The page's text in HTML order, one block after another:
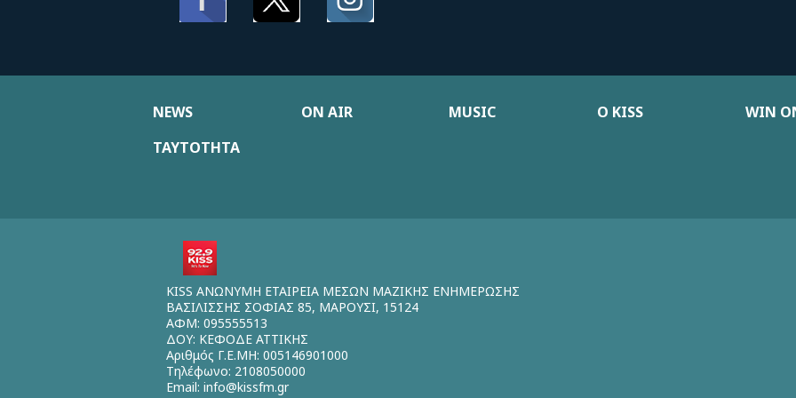
NEWS ON AIR MUSIC Ο KISS WIN
ΤΑΥΤΟΤΗΤΑ
KISS ΑΝΩΝΥΜΗ ΕΤΑΙΡΕΙΑ ΜΕΣΩΝ ΜΑΖΙΚΗΣ ΕΝΗΜΕΡΩΣΗΣ
ΒΑΣΙΛΙΣΣΗΣ ΣΟΦΙΑΣ 85, ΜΑΡΟΥΣΙ, 15124
ΑΦΜ: 095555513
ΔΟΥ: ΚΕΦΟΔΕ ΑΤΤΙΚΗΣ
Αριθμός Γ.Ε.ΜΗ: 005146901000
Τηλέφωνο: 2108050000
Email: info@kissfm.gr